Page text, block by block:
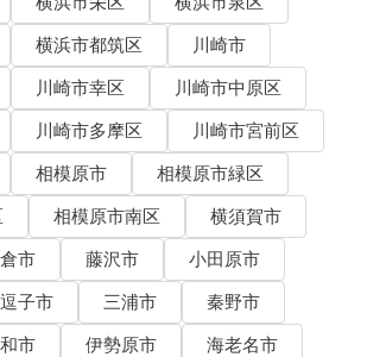
横浜市都筑区
川崎市
川崎市幸区
川崎市中原区
川崎市多摩区
川崎市宮前区
相模原市
相模原市緑区
相模原市南区
横須賀市
市 藤沢市
小田原市
逗子市 三浦市
秦野市
市 伊勢原市
海老名市